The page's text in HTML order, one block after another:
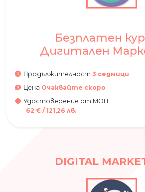
Безплатен
Дигитален
Продължителност 3 седмици
Цена Очаквайте скоро
Удостоверение от МОН:
62 € / 121,26 лв.
DIGITAL